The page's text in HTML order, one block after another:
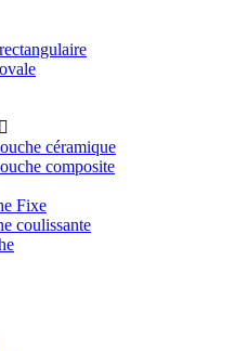
céramique
composite
Fixe
coulissante